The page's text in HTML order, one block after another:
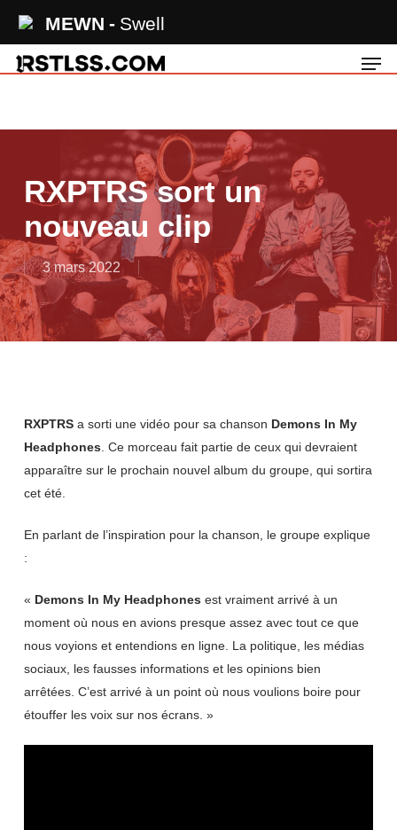
MEWN Swell
main
RXPTRS sort un
nouveau clip
3 mars 2022
RXPTRSa sorti une vidéo pour sa chanson Demons In My
Headphones . Ce morceau fait partie de ceux qui devraient
apparaître sur le prochain nouvel album du groupe, qui sortira
cet été.
En parlant de l’inspiration pour la chanson, le groupe explique
:
« Demons In My Headphones est vraiment arrivé à un
moment où nous en avions presque assez avec tout ce que
nous voyions et entendions en ligne. La politique, les médias
sociaux, les fausses informations et les opinions bien
arrêtées. C’est arrivé à un point où nous voulions boire pour
étouffer les voix sur nos écrans. »